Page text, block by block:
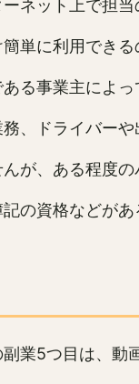
ネット上で担
単に利用でき
る事業主によっ
、ドライバー
が、ある程度の
の資格などが
業5つ目は、動